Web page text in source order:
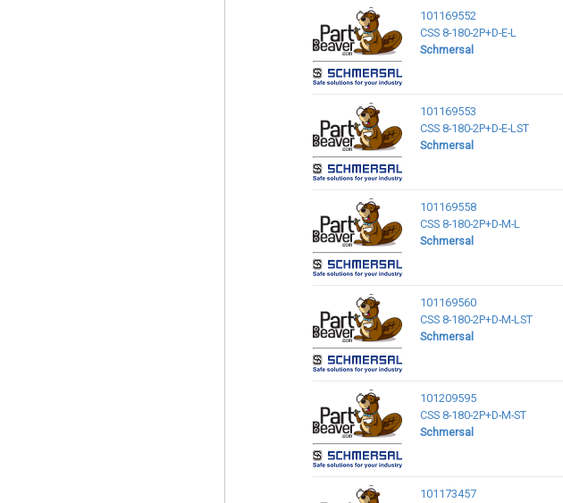
101169552
CSS 8-180-2P+D-E-L
Schmersal
101169553
CSS 8-180-2P+D-E-LST
Schmersal
101169558
CSS 8-180-2P+D-M-L
Schmersal
101169560
CSS 8-180-2P+D-M-LST
Schmersal
101209595
CSS 8-180-2P+D-M-ST
Schmersal
101173457